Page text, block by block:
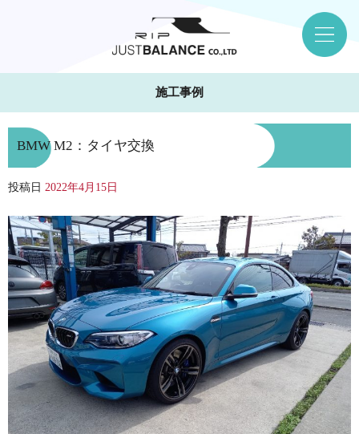
施工事例
BMW M2：タイヤ交換
投稿日 2022年4月15日